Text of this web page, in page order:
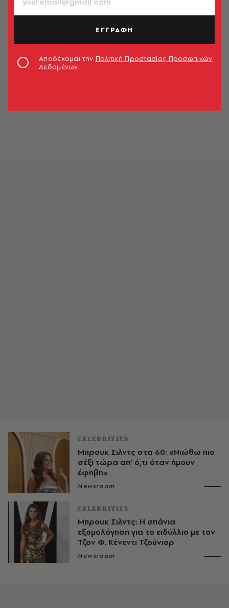
CELEBRITIES
Μπρουκ Σιλντς για Τζον Κένεντι
Τζούνιορ: «Ήταν το καλύτερο φιλί
CELEBRITIES
Μπρουκ Σιλντς στα 60: «Νιώθω πιο
σέξι τώρα απ’ ό,τι όταν ήμουν
έφηβη»
Newsroom
CELEBRITIES
Μπρουκ Σιλντς: Η σπάνια
εξομολόγηση για το ειδύλλιο με τον
Τζον Φ. Κένεντι Τζούνιορ
Newsroom
ΕΓΓΡΑΦΗ
Αποδέχομαι την Πολιτική Προστασίας Προσωπικών
Δεδομένων